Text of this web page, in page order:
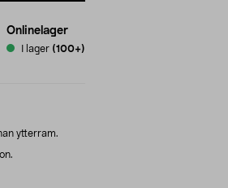
Onlinelager
I lager (100+)
ytterram.